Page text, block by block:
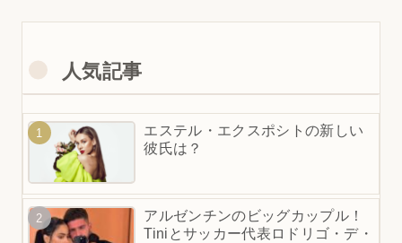
人気記事
エステル・エクスポシトの新しい
彼氏は？
アルゼンチンのビッグカップル！
Tiniとサッカー代表ロドリゴ・デ・